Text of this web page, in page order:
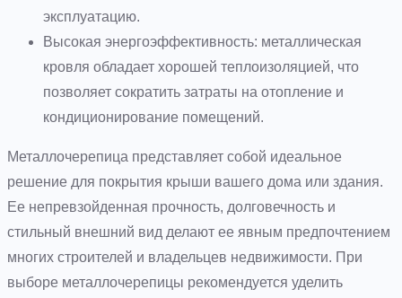
эксплуатацию.
Высокая энергоэффективность: металлическая
кровля обладает хорошей теплоизоляцией, что
позволяет сократить затраты на отопление и
кондиционирование помещений.
Металлочерепица представляет собой идеальное
решение для покрытия крыши вашего дома или здания.
Ее непревзойденная прочность, долговечность и
стильный внешний вид делают ее явным предпочтением
многих строителей и владельцев недвижимости. При
выборе металлочерепицы рекомендуется уделить